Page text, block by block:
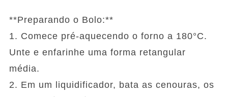
**Preparando o Bolo:**
1. Comece pré-aquecendo o forno a 180°C.
Unte e enfarinhe uma forma retangular
média.
2. Em um liquidificador, bata as cenouras, os